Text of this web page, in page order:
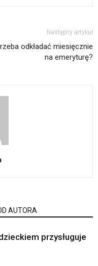
Następny artykuł
odkładać miesięcznie
na emeryturę?
AUTORA
przysługuje